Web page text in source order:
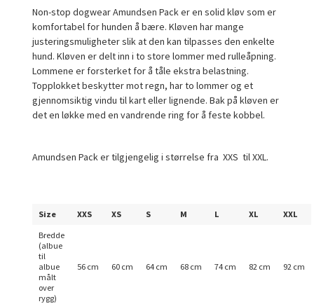
Non-stop dogwear Amundsen Pack er en solid kløv som er
komfortabel for hunden å bære. Kløven har mange
justeringsmuligheter slik at den kan tilpasses den enkelte
hund. Kløven er delt inn i to store lommer med rulleåpning.
Lommene er forsterket for å tåle ekstra belastning.
Topplokket beskytter mot regn, har to lommer og et
gjennomsiktig vindu til kart eller lignende. Bak på kløven er
det en løkke med en vandrende ring for å feste kobbel.
Amundsen Pack er tilgjengelig i størrelse fra XXS til XXL.
Size XXS XS S M L XL
XXL
Bredde
(albue
til
albue
målt
over
rygg)
56 cm 60 cm 64 cm 68 cm 74 cm 82 cm 92 cm